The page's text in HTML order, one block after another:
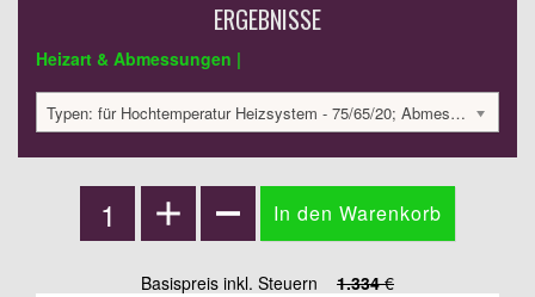
ERGEBNISSE
Heizart & Abmessungen |
Typen: für Hochtemperatur Heizsystem - 75/65/20; Abmessungen: 1800x420x60; 584 Watt:; 1333.79 €
Basispreis inkl. Steuern 1.334€